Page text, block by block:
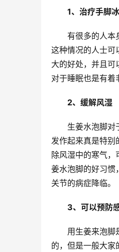
1、治疗手脚
有很多的人本
这种情况的人士可
大的好处，并且
对于睡眠也是有着
2、缓解风湿
生姜水泡脚对
发作起来真是特别
除风湿中的寒气
姜水泡脚的好习惯
关节的病症降临。
3、可以预防
用生姜来泡脚
的，但是一般大